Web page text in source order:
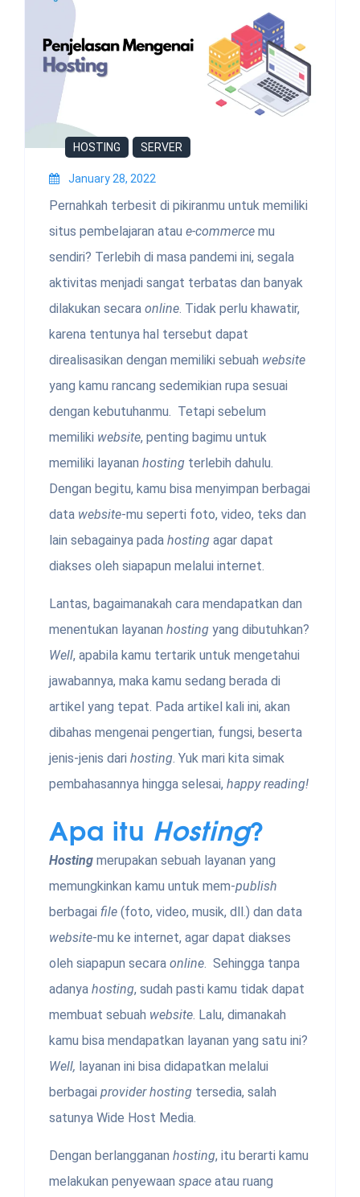
HOSTING SERVER
January 28, 2022
Pernahkah terbesit di pikiranmu untuk memiliki
situs pembelajaran atau e-commerce mu
sendiri? Terlebih di masa pandemi ini, segala
aktivitas menjadi sangat terbatas dan banyak
dilakukan secara online. Tidak perlu khawatir,
karena tentunya hal tersebut dapat
direalisasikan dengan memiliki sebuah website
yang kamu rancang sedemikian rupa sesuai
dengan kebutuhanmu. Tetapi sebelum
memiliki website, penting bagimu untuk
memiliki layanan hosting terlebih dahulu.
Dengan begitu, kamu bisa menyimpan berbagai
data website-mu seperti foto, video, teks dan
lain sebagainya pada hosting agar dapat
diakses oleh siapapun melalui internet.
Lantas, bagaimanakah cara mendapatkan dan
menentukan layanan hosting yang dibutuhkan?
Well, apabila kamu tertarik untuk mengetahui
jawabannya, maka kamu sedang berada di
artikel yang tepat. Pada artikel kali ini, akan
dibahas mengenai pengertian, fungsi, beserta
jenis-jenis dari hosting. Yuk mari kita simak
pembahasannya hingga selesai, happy reading!
Apa itu Hosting?
Hosting merupakan sebuah layanan yang
memungkinkan kamu untuk mem-publish
berbagai file (foto, video, musik, dll.) dan data
website-mu ke internet, agar dapat diakses
oleh siapapun secara online. Sehingga tanpa
adanya hosting, sudah pasti kamu tidak dapat
membuat sebuah website. Lalu, dimanakah
kamu bisa mendapatkan layanan yang satu ini?
Well, layanan ini bisa didapatkan melalui
berbagai provider hosting tersedia, salah
satunya Wide Host Media.
Dengan berlangganan hosting, itu berarti kamu
melakukan penyewaan space atau ruang